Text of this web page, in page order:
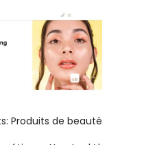
Produits de beauté